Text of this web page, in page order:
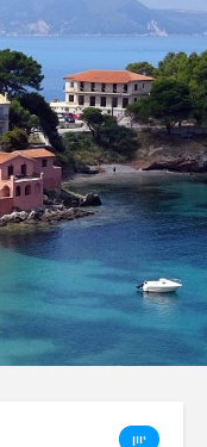
יוון